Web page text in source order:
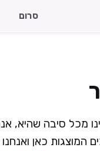
סרום
מכל סיבה שהיא,
כאן